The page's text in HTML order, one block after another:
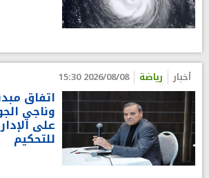
أخبار رياضة 2026/08/08 15:30
اتفاق
وناجي
على
للتحكيم